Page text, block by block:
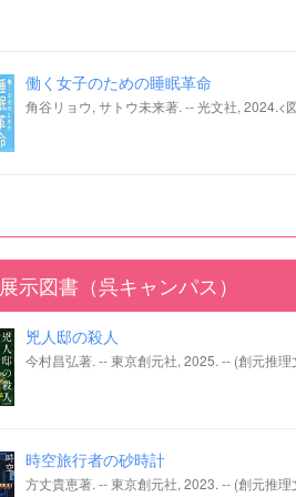
働く女子のための睡眠革命
角谷リョウ, サトウ未来著. -- 光文社, 2024.<
示図書（呉キャンパス）
兇人邸の殺人
今村昌弘著. -- 東京創元社, 2025. -- (創元推
時空旅行者の砂時計
方丈貴恵著. -- 東京創元社, 2023. -- (創元推理